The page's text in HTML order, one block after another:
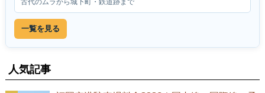
古代のムラから城下町・鉄道跡まで
一覧を見る
人気記事